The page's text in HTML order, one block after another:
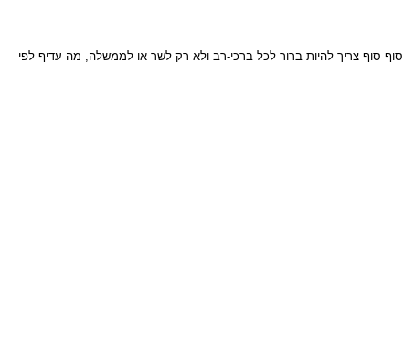
סוף צריך להיות ברור לכל ברכי-רב ולא רק לשר או לממשלה, מה עדיף לפי